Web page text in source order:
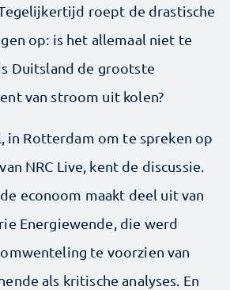
roept de drastische
op: is het allemaal niet te
Duitsland de grootste
van stroom uit kolen?
in Rotterdam om te spreken op
NRC Live, kent de discussie.
econoom maakt deel uit van
Energiewende, die werd
te voorzien van
als kritische analyses. En